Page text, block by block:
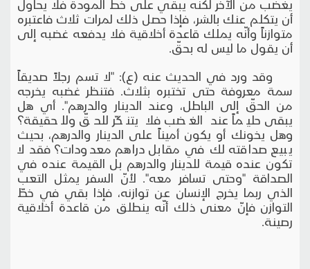
يغضب من الآخر لكنه يبقي على خط المودة فلا يحاول
أن يتكلم عنك بالشر، فإذا حصل ذلك لمرات ثلاث فاعتبره
متوازناً وأنّه يملك قاعدة أخلاقية فلا يدفعه غضبه إلى
أن يقول ما ليس له بحقّ.
وقد ورد في الحديث عنه (ع): "لا تسم رجلاً صديقاً
سمة معروفة حتى تختبره بثلاث. فتنظر غضبه يخرجه
من الحقّ إلى الباطل، وعند الدينار والدرهم". أي هل
يبقى حليماً عند الغضب فلا يتنكّر للحقّ وللحقيقة؟
وهل يخونك أو يكون أميناً على الدينار والدرهم، بحيث
يبيع صداقته لك في مقابل دراهم معدودات؟ فقد لا
تكون عنده قيمة للدينار والدرهم بل القيمة عنده في
الصداقة "وحتى تسافر معه". لأنّ السفر يمثل التعب
الذي ربما يخرج الإنسان عن توازنه، فإذا بقي في خطّ
التوازن فإنّ معنى ذلك أنّه ينطلق من قاعدة أخلاقية
رصينة.